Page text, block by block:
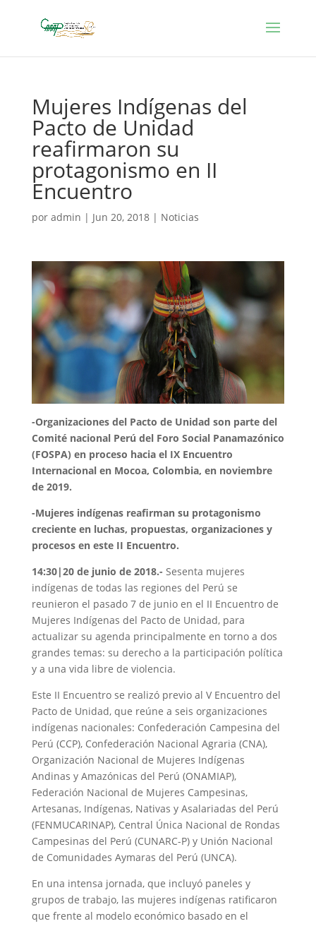
Mujeres Indígenas del
Pacto de Unidad
reafirmaron su
protagonismo en II
Encuentro
por admin | Jun 20, 2018| Noticias
-Organizaciones del Pacto de Unidad son parte del
Comité nacional Perú del Foro Social Panamazónico
(FOSPA) en proceso hacia el IX Encuentro
Internacional en Mocoa, Colombia, en noviembre
de 2019.
-Mujeres indígenas reafirman su protagonismo
creciente en luchas, propuestas, organizaciones y
procesos en este II Encuentro.
14:30|20 de junio de 2018.- Sesenta mujeres
indígenas de todas las regiones del Perú se
reunieron el pasado 7 de junio en el II Encuentro de
Mujeres Indígenas del Pacto de Unidad, para
actualizar su agenda principalmente en torno a dos
grandes temas: su derecho a la participación política
y a una vida libre de violencia.
Este II Encuentro se realizó previo al V Encuentro del
Pacto de Unidad, que reúne a seis organizaciones
indígenas nacionales: Confederación Campesina del
Perú (CCP), Confederación Nacional Agraria (CNA),
Organización Nacional de Mujeres Indígenas
Andinas y Amazónicas del Perú (ONAMIAP),
Federación Nacional de Mujeres Campesinas,
Artesanas, Indígenas, Nativas y Asalariadas del Perú
(FENMUCARINAP), Central Única Nacional de Rondas
Campesinas del Perú (CUNARC-P) y Unión Nacional
de Comunidades Aymaras del Perú (UNCA).
En una intensa jornada, que incluyó paneles y
grupos de trabajo, las mujeres indígenas ratificaron
que frente al modelo económico basado en el